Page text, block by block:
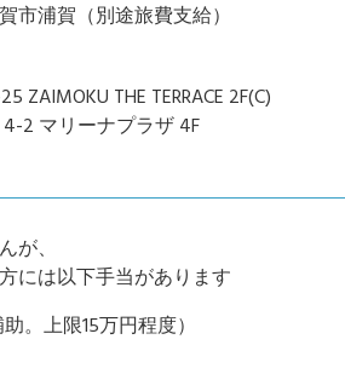
浦賀（別途旅費支給）
THE TERRACE 2F(C)
2 マリーナプラザ 4F
、
には以下手当があります
。上限15万円程度）